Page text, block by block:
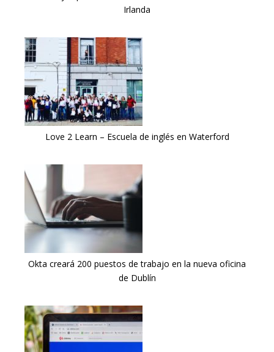
Irlanda
Love 2 Learn – Escuela de inglés en Waterford
Okta creará 200 puestos de trabajo en la nueva oficina
de Dublín